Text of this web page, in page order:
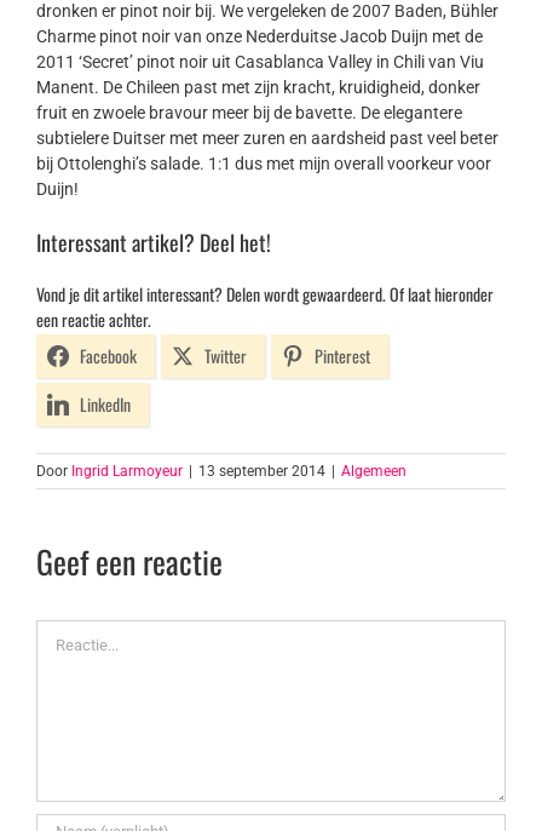
dronken er pinot noir bij. We vergeleken de 2007 Baden, Bühler
Charme pinot noir van onze Nederduitse Jacob Duijn met de
2011 ‘Secret’ pinot noir uit Casablanca Valley in Chili van Viu
Manent. De Chileen past met zijn kracht, kruidigheid, donker
fruit en zwoele bravour meer bij de bavette. De elegantere
subtielere Duitser met meer zuren en aardsheid past veel beter
bij Ottolenghi’s salade. 1:1 dus met mijn overall voorkeur voor
Duijn!
Interessant artikel? Deel het!
Vond je dit artikel interessant? Delen wordt gewaardeerd. Of laat hieronder
een reactie achter.
Facebook
Twitter
Pinterest
LinkedIn
Door Ingrid Larmoyeur 13 september 2014 Algemeen
Geef een reactie